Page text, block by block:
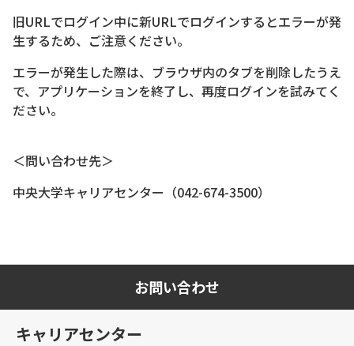
旧URLでログイン中に新URLでログインするとエラーが発
生するため、ご注意ください。
エラーが発生した際は、ブラウザ内のタブを削除したうえ
で、アプリケーションを終了し、再度ログインを試みてく
ださい。
＜問い合わせ先＞
中央大学キャリアセンター（042-674-3500）
お問い合わせ
キャリアセンター